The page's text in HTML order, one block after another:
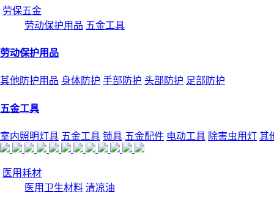
劳保五金
劳动保护用品 五金工具
劳动保护用品
其他防护用品 身体防护 手部防护 头部防护 足部防护
五金工具
室内照明灯具 五金工具 锁具 五金配件 电动工具 除害虫用灯 其
医用耗材
医用卫生材料 清凉油